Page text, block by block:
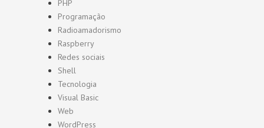
PHP
Programação
Radioamadorismo
Raspberry
Redes sociais
Shell
Tecnologia
Visual Basic
Web
WordPress